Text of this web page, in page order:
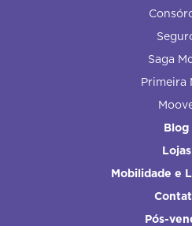
Saga
Primeira
Blog
Lojas
Mobilidade e
Pós-